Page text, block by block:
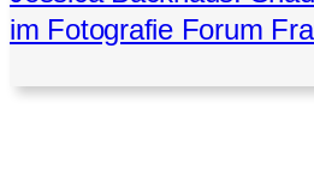
im Fotografie Forum